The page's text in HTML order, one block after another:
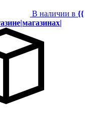
В наличии в {{